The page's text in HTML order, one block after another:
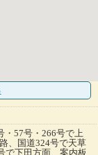
・57号・266号で上
、国道324号で天草
で下田方面、案内板